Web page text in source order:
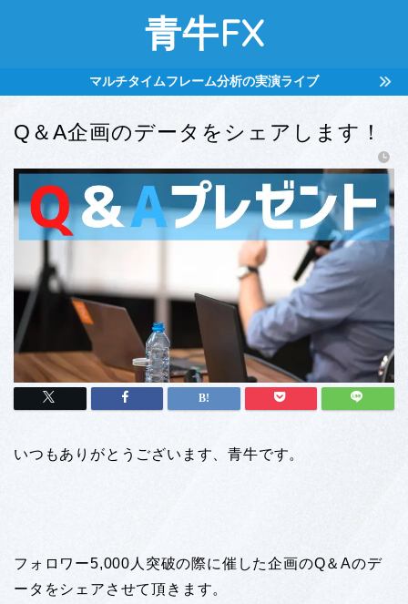
青牛FX
マルチタイムフレーム分析の実演ライブ
Q＆A企画のデータをシェアします！
いつもありがとうございます、青牛です。
フォロワー5,000人突破の際に催した企画のQ＆Aのデ
ータをシェアさせて頂きます。